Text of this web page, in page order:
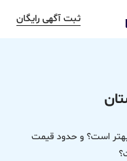
ثبت آگهی رایگان
است؟ و حدود قیمت